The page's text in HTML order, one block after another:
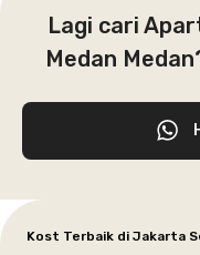
Lagi cari
Medan
Kost Terbaik di Jakarta